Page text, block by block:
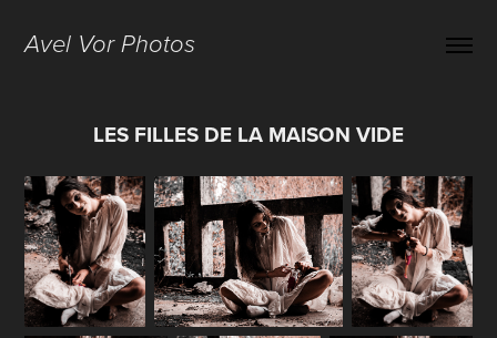
Avel Vor Photos
LES FILLES DE LA MAISON VIDE